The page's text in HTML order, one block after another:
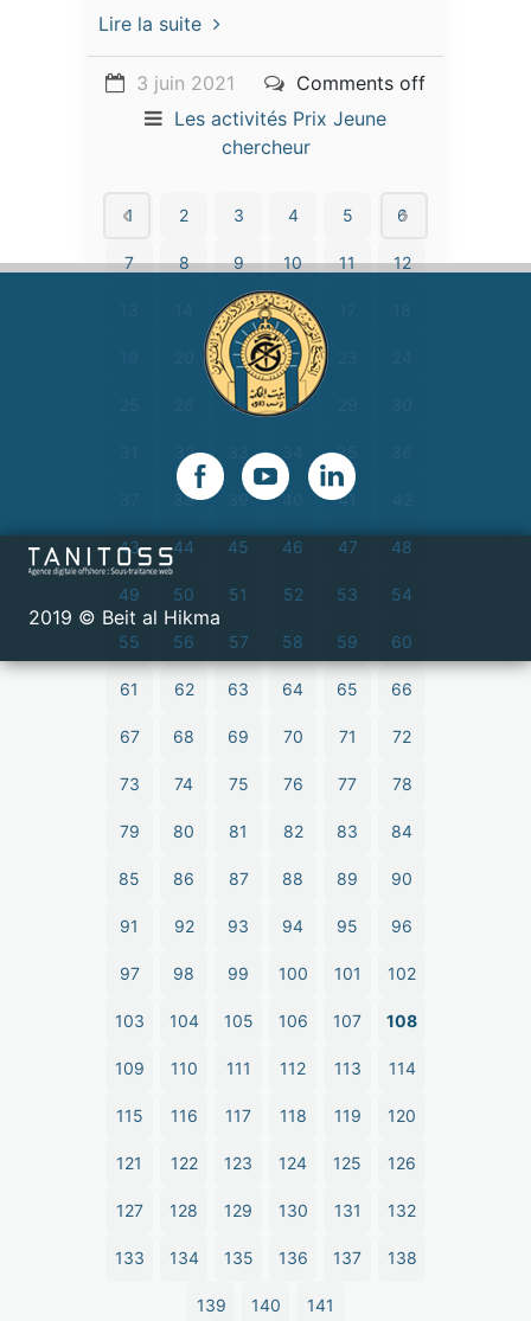
Lire la suite
3 juin 2021
Comments off
Les activités Prix Jeune
chercheur
1 2 3 4 5 6
7 8 9 10 11 12
15 16
21 22
27 28
32 35
38 39 40 41
43 44 45 46 47 48
49 50 51 52 53 54
55 56 57 58 59 60
61 62 63 64 65 66
67 68 69 70 71 72
73 74 75 76 77 78
79 80 81 82 83 84
85 86 87 88 89 90
91 92 93 94 95 96
97 98 99 100 101 102
103 104 105 106 107 108
109 110 111 112 113 114
115 116 117 118 119 120
121 122 123 124 125 126
127 128 129 130 131 132
133 134 135 136 137 138
139 140 141
2019 © Beit al Hikma